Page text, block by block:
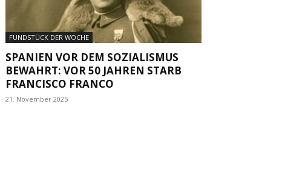
FUNDSTÜCK DER WOCHE
SPANIEN VOR DEM SOZIALISMUS
BEWAHRT: VOR 50 JAHREN STARB
FRANCISCO FRANCO
21. November 2025